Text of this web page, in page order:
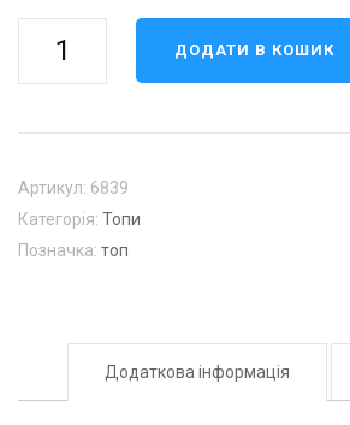
ДОДАТИ В КОШИК
Артикул: 6839
Категорія: Топи
Позначка: топ
Додаткова інформація